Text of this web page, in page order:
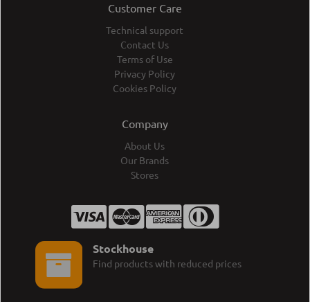
Customer Care
Technical support
Contact Us
Terms of Use
Privacy Policy
Cookies Policy
Company
About Us
Our Brands
Stores
Stockhouse
Find products with reduced prices